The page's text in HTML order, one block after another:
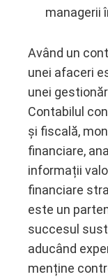
managerii
Având un
unei afaceri
unei
Contabilul
și fiscală,
financiare,
informații
financiare
este un
succesul
aducând
menține